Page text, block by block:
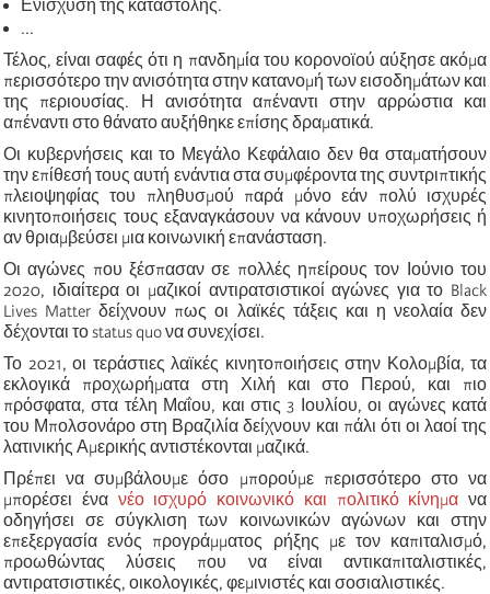
Ενίσχυση της καταστολής.
...
Τέλος, είναι σαφές ότι η πανδημία του κορονοϊού αύξησε ακόμα
περισσότερο την ανισότητα στην κατανομή των εισοδημάτων και
της περιουσίας. Η ανισότητα απέναντι στην αρρώστια και
απέναντι στο θάνατο αυξήθηκε επίσης δραματικά.
Οι κυβερνήσεις και το Μεγάλο Κεφάλαιο δεν θα σταματήσουν
την επίθεσή τους αυτή ενάντια στα συμφέροντα της συντριπτικής
πλειοψηφίας του πληθυσμού παρά μόνο εάν πολύ ισχυρές
κινητοποιήσεις τους εξαναγκάσουν να κάνουν υποχωρήσεις ή
αν θριαμβεύσει μια κοινωνική επανάσταση.
Οι αγώνες που ξέσπασαν σε πολλές ηπείρους τον Ιούνιο του
2020, ιδιαίτερα οι μαζικοί αντιρατσιστικοί αγώνες για το Black
Lives Matter δείχνουν πως οι λαϊκές τάξεις και η νεολαία δεν
δέχονται το status quo να συνεχίσει.
Το 2021, οι τεράστιες λαϊκές κινητοποιήσεις στην Κολομβία, τα
εκλογικά προχωρήματα στη Χιλή και στο Περού, και πιο
πρόσφατα, στα τέλη Μαΐου, και στις 3 Ιουλίου, οι αγώνες κατά
του Μπολσονάρο στη Βραζιλία δείχνουν και πάλι ότι οι λαοί της
λατινικής Αμερικής αντιστέκονται μαζικά.
Πρέπει να συμβάλουμε όσο μπορούμε περισσότερο στο να
μπορέσει ένα νέο ισχυρό κοινωνικό και πολιτικό κίνημα να
οδηγήσει σε σύγκλιση των κοινωνικών αγώνων και στην
επεξεργασία ενός προγράμματος ρήξης με τον καπιταλισμό,
προωθώντας λύσεις που να είναι αντικαπιταλιστικές,
αντιρατσιστικές, οικολογικές, φεμινιστές και σοσιαλιστικές.